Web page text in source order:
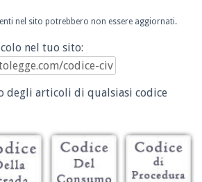
nel sito potrebbero non essere aggiornati.
nel tuo sito:
degli articoli di qualsiasi codice